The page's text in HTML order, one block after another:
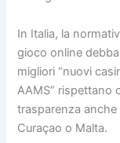
In Italia, la
gioco online
migliori “nuovi
AAMS” rispettano
trasparenza
Curaçao o Malta.